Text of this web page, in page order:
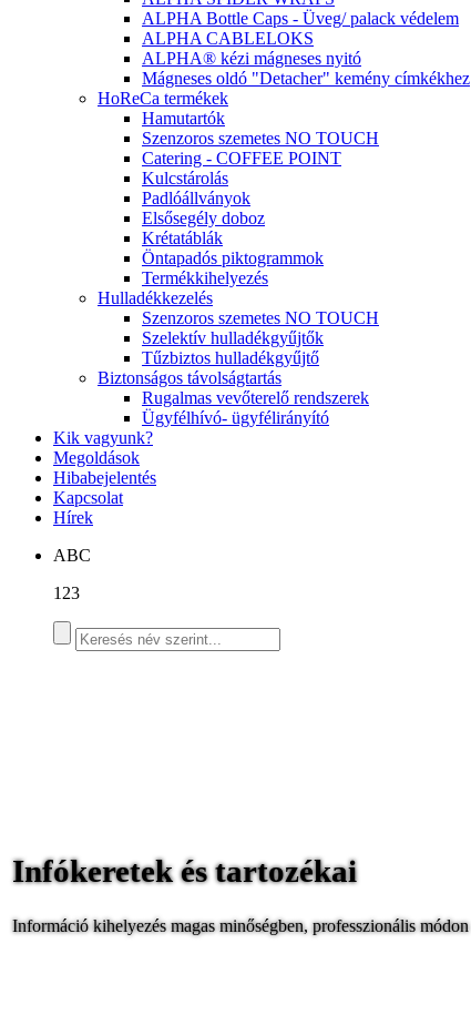
ALPHA Bottle Caps - Üveg/ palack védelem
ALPHA CABLELOKS
ALPHA® kézi mágneses nyitó
Mágneses oldó "Detacher" kemény címkékhez
HoReCa termékek
Hamutartók
Szenzoros szemetes NO TOUCH
Catering - COFFEE POINT
Kulcstárolás
Padlóállványok
Elsősegély doboz
Krétatáblák
Öntapadós piktogrammok
Termékkihelyezés
Hulladékkezelés
Szenzoros szemetes NO TOUCH
Szelektív hulladékgyűjtők
Tűzbiztos hulladékgyűjtő
Biztonságos távolságtartás
Rugalmas vevőterelő rendszerek
Ügyfélhívó- ügyfélirányító
Kik vagyunk?
Megoldások
Hibabejelentés
Kapcsolat
Hírek
ABC
123
Infókeretek és tartozékai
Információ kihelyezés magas minőségben, professzionális módon